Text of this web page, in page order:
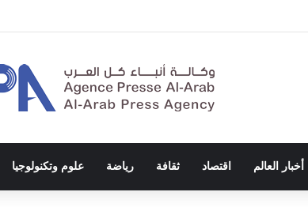
لمناهضة الاحتلال والفصل العنصري
أخبار العالم اقتصاد ثقافة رياضة علوم وتكنولوجيا